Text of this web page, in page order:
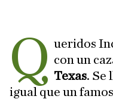
Q ueridos
con un
Texas. Se
igual que un